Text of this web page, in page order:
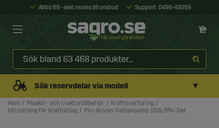
Alltid 69:- exkl. moms till ombud Support 0499-49059
Sök reservdelar via modell ▼
Hem Maskin- och traktortillbehör
Kraftöverföring
Utrustning för kraftuttag
Pto-driven Vattenpump 150L/Min Set